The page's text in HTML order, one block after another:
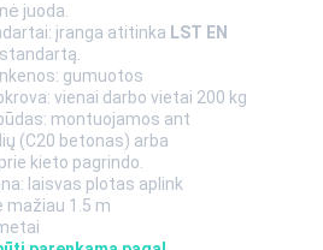
juoda.
įranga atitinka LST EN
standartą.
gumuotos
vienai darbo vietai 200 kg
montuojamos ant
(C20 betonas) arba
kieto pagrindo.
laisvas plotas aplink
mažiau 1.5 m